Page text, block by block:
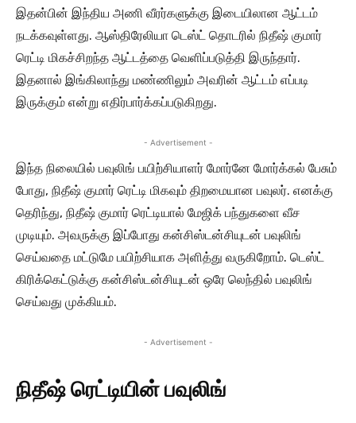
இதன்பின் இந்திய அணி வீரர்களுக்கு இடையிலான ஆட்டம்
நடக்கவுள்ளது. ஆஸ்திரேலியா டெஸ்ட் தொடரில் நிதீஷ் குமார்
ரெட்டி மிகச்சிறந்த ஆட்டத்தை வெளிப்படுத்தி இருந்தார்.
இதனால் இங்கிலாந்து மண்ணிலும் அவரின் ஆட்டம் எப்படி
இருக்கும் என்று எதிர்பார்க்கப்படுகிறது.
- Advertisement -
இந்த நிலையில் பவுலிங் பயிற்சியாளர் மோர்னே மோர்க்கல் பேசும்
போது, நிதீஷ் குமார் ரெட்டி மிகவும் திறமையான பவுலர். எனக்கு
தெரிந்து, நிதீஷ் குமார் ரெட்டியால் மேஜிக் பந்துகளை வீச
முடியும். அவருக்கு இப்போது கன்சிஸ்டன்சியுடன் பவுலிங்
செய்வதை மட்டுமே பயிற்சியாக அளித்து வருகிறோம். டெஸ்ட்
கிரிக்கெட்டுக்கு கன்சிஸ்டன்சியுடன் ஒரே லெந்தில் பவுலிங்
செய்வது முக்கியம்.
- Advertisement -
நிதீஷ் ரெட்டியின் பவுலிங்